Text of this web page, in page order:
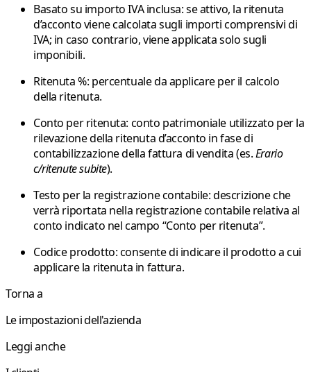
Basato su importo IVA inclusa: se attivo, la ritenuta
d’acconto viene calcolata sugli importi comprensivi di
IVA; in caso contrario, viene applicata solo sugli
imponibili.
Ritenuta %: percentuale da applicare per il calcolo
della ritenuta.
Conto per ritenuta: conto patrimoniale utilizzato per la
rilevazione della ritenuta d’acconto in fase di
contabilizzazione della fattura di vendita (es.Erario
c/ritenute subite).
Testo per la registrazione contabile: descrizione che
verrà riportata nella registrazione contabile relativa al
conto indicato nel campo “Conto per ritenuta”.
Codice prodotto: consente di indicare il prodotto a cui
applicare la ritenuta in fattura.
Torna a
Le impostazioni dell'azienda
Leggi anche